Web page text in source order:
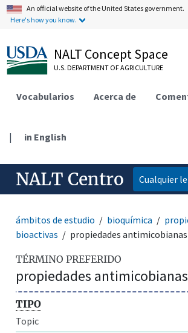
An official website of the United States government.
Here's how you know.
NALT Concept Space
U.S. DEPARTMENT OF AGRICULTURE
Vocabularios Acerca de
| in English
NALT Centro Cualquier
ámbitos de estudio bioquímica
bioactivas
propiedades antimicobianas
TÉRMINO PREFERIDO
propiedades antimicobianas
TIPO
Topic